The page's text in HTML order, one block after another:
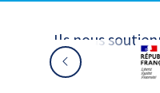
Ils nous